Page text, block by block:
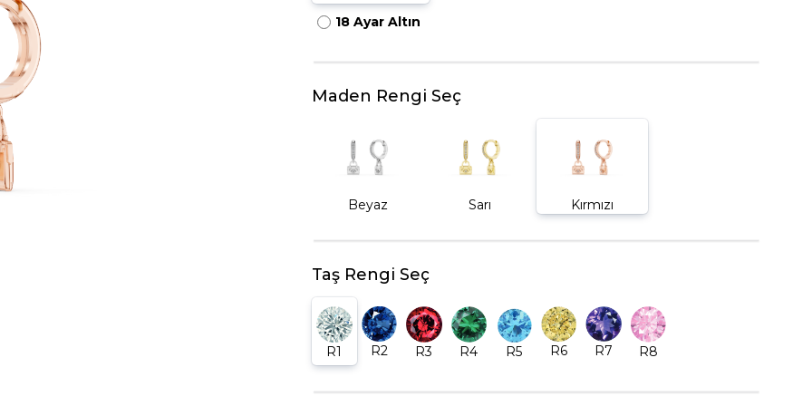
18 Ayar Altın
Maden Rengi Seç
Beyaz Sarı Kırmızı
Taş Rengi Seç
R1 R2 R3 R4 R5 R6 R7 R8